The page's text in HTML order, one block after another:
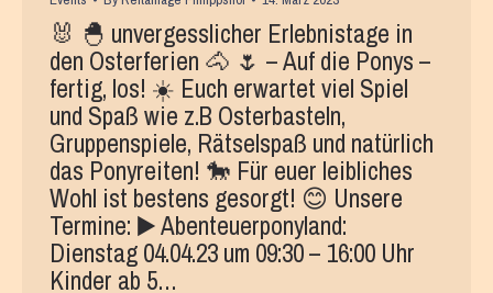
🐰 🐣 unvergesslicher Erlebnistage in
den Osterferien 🐴 🌷 – Auf die Ponys –
fertig, los! ☀️ Euch erwartet viel Spiel
und Spaß wie z.B Osterbasteln,
Gruppenspiele, Rätselspaß und natürlich
das Ponyreiten! 🐎 Für euer leibliches
Wohl ist bestens gesorgt! 😊 Unsere
Termine: ▶️ Abenteuerponyland:
Dienstag 04.04.23 um 09:30 – 16:00 Uhr
Kinder ab 5…